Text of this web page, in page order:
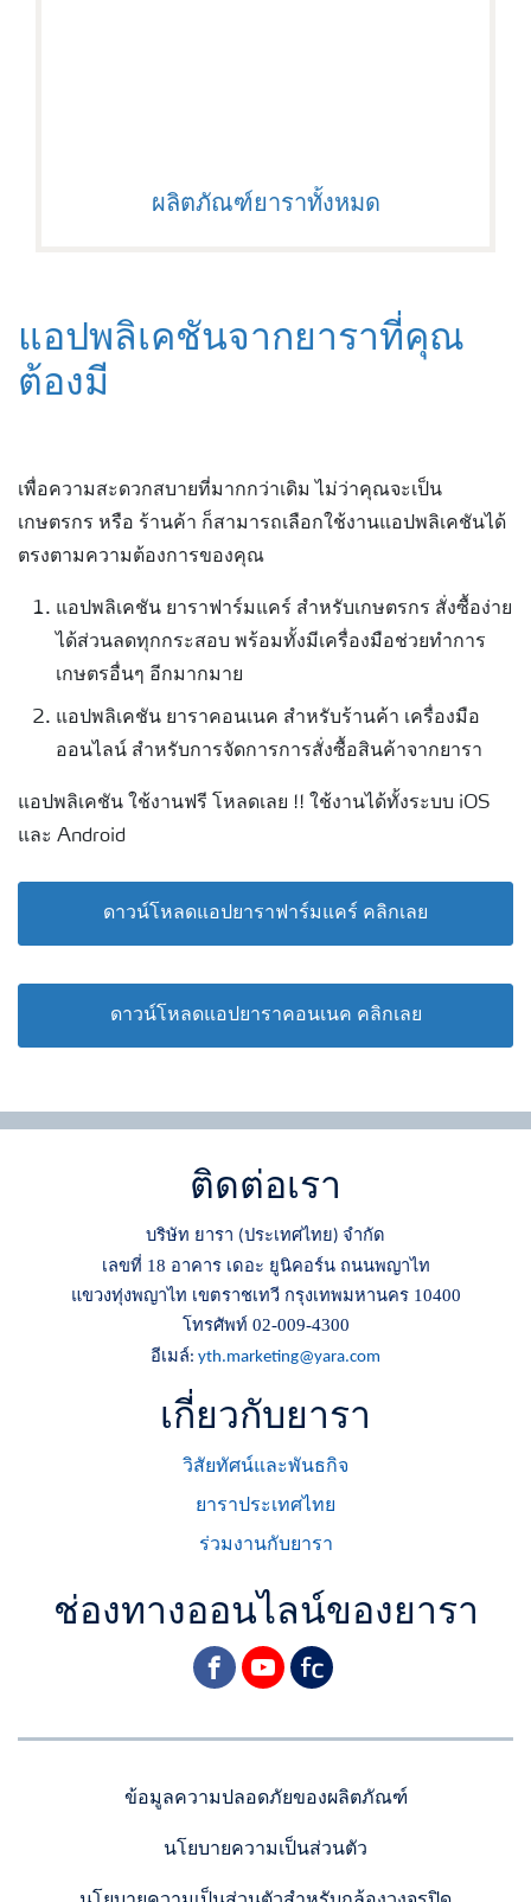
ผลิตภัณฑ์ยาราทั้งหมด
แอปพลิเคชันจากยาราที่คุณ
ต้องมี
เพื่อความสะดวกสบายที่มากกว่าเดิม ไม่ว่าคุณจะเป็น
เกษตรกร หรือ ร้านค้า ก็สามารถเลือกใช้งานแอปพลิเคชันได้
ตรงตามความต้องการของคุณ
แอปพลิเคชัน ยาราฟาร์มแคร์ สำหรับเกษตรกร สั่งซื้อง่าย
ได้ส่วนลดทุกกระสอบ พร้อมทั้งมีเครื่องมือช่วยทำการ
เกษตรอื่นๆ อีกมากมาย
แอปพลิเคชัน ยาราคอนเนค สำหรับร้านค้า เครื่องมือ
ออนไลน์ สำหรับการจัดการการสั่งซื้อสินค้าจากยารา
แอปพลิเคชัน ใช้งานฟรี โหลดเลย !! ใช้งานได้ทั้งระบบ iOS
และ Android
ดาวน์โหลดแอปยาราฟาร์มแคร์ คลิกเลย
ดาวน์โหลดแอปยาราคอนเนค คลิกเลย
ติดต่อเรา
บริษัท ยารา (ประเทศไทย) จำกัด
เลขที่ 18 อาคาร เดอะ ยูนิคอร์น ถนนพญาไท
แขวงทุ่งพญาไท เขตราชเทวี กรุงเทพมหานคร 10400
โทรศัพท์ 02-009-4300
อีเมล์: yth.marketing@yara.com
เกี่ยวกับยารา
วิสัยทัศน์และพันธกิจ
ยาราประเทศไทย
ร่วมงานกับยารา
ช่องทางออนไลน์ของยารา
facebookyoutube
yara
ข้อมูลความปลอดภัยของผลิตภัณฑ์
นโยบายความเป็นส่วนตัว